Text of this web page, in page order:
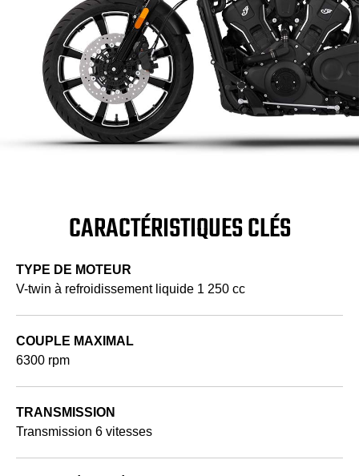
CARACTÉRISTIQUES CLÉS
TYPE DE MOTEUR
V-twin à refroidissement liquide 1 250 cc
COUPLE MAXIMAL
6300 rpm
TRANSMISSION
Transmission 6 vitesses